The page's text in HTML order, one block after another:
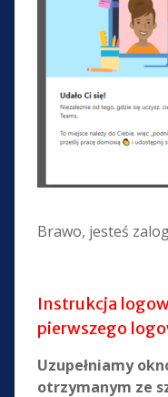
Brawo, jesteś
Instrukcja
pierwszego
Uzupełniamy
otrzymanym ze